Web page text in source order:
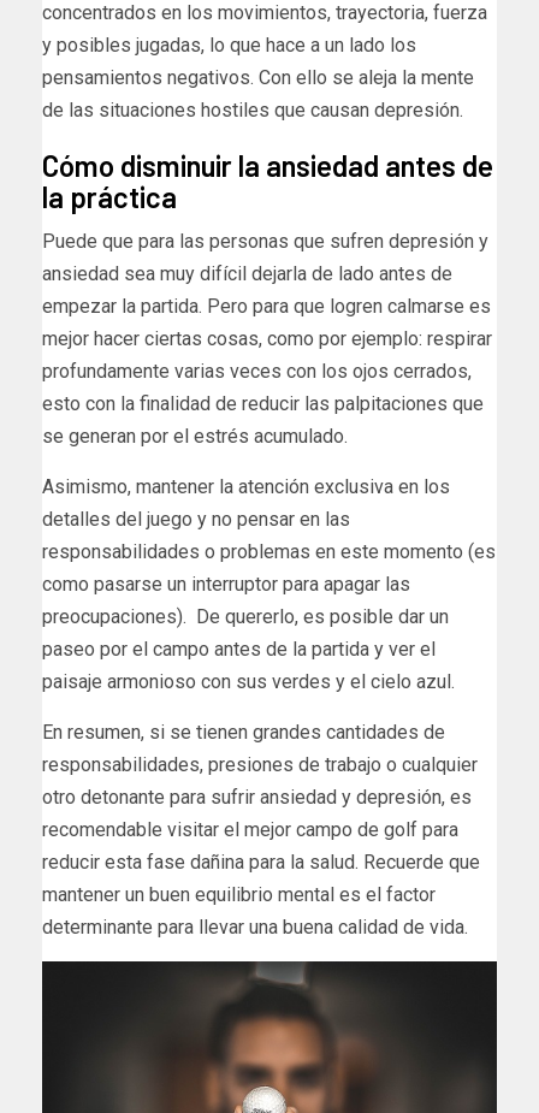
concentrados en los movimientos, trayectoria, fuerza
y posibles jugadas, lo que hace a un lado los
pensamientos negativos. Con ello se aleja la mente
de las situaciones hostiles que causan depresión.
Cómo disminuir la ansiedad antes de
la práctica
Puede que para las personas que sufren depresión y
ansiedad sea muy difícil dejarla de lado antes de
empezar la partida. Pero para que logren calmarse es
mejor hacer ciertas cosas, como por ejemplo: respirar
profundamente varias veces con los ojos cerrados,
esto con la finalidad de reducir las palpitaciones que
se generan por el estrés acumulado.
Asimismo, mantener la atención exclusiva en los
detalles del juego y no pensar en las
responsabilidades o problemas en este momento (es
como pasarse un interruptor para apagar las
preocupaciones). De quererlo, es posible dar un
paseo por el campo antes de la partida y ver el
paisaje armonioso con sus verdes y el cielo azul.
En resumen, si se tienen grandes cantidades de
responsabilidades, presiones de trabajo o cualquier
otro detonante para sufrir ansiedad y depresión, es
recomendable visitar el mejor campo de golf para
reducir esta fase dañina para la salud. Recuerde que
mantener un buen equilibrio mental es el factor
determinante para llevar una buena calidad de vida.